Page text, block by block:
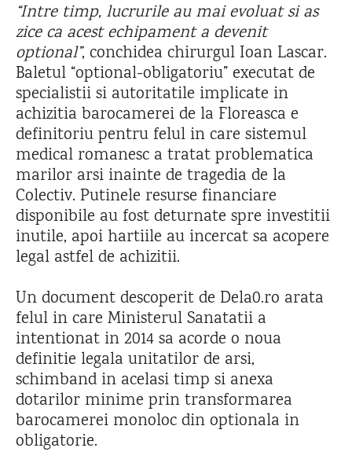
“Intre timp, lucrurile au mai evoluat si as
zice ca acest echipament a devenit
optional”, conchidea chirurgul Ioan Lascar.
Baletul “optional-obligatoriu” executat de
specialistii si autoritatile implicate in
achizitia barocamerei de la Floreasca e
definitoriu pentru felul in care sistemul
medical romanesc a tratat problematica
marilor arsi inainte de tragedia de la
Colectiv. Putinele resurse financiare
disponibile au fost deturnate spre investitii
inutile, apoi hartiile au incercat sa acopere
legal astfel de achizitii.
Un document descoperit de Dela0.ro arata
felul in care Ministerul Sanatatii a
intentionat in 2014 sa acorde o noua
definitie legala unitatilor de arsi,
schimband in acelasi timp si anexa
dotarilor minime prin transformarea
barocamerei monoloc din optionala in
obligatorie.